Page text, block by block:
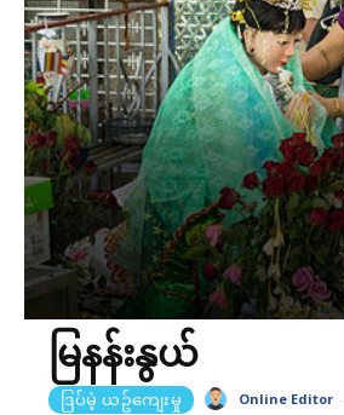
မြနန်းနွယ်
ဒြပ်မဲ့ ယဥ်ကျေးမှု Online Editor -